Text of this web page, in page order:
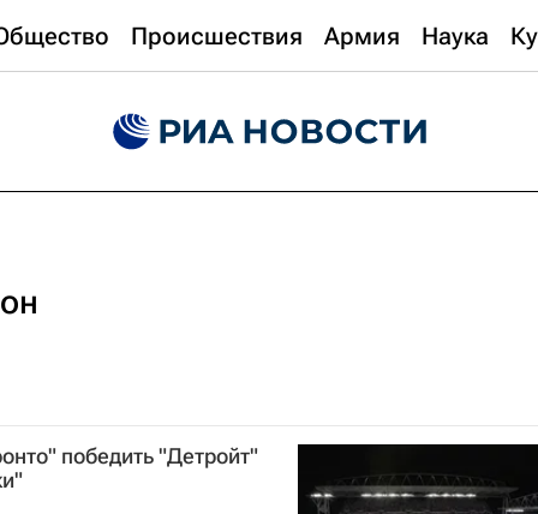
Происшествия Армия Наука
победить "Детройт"